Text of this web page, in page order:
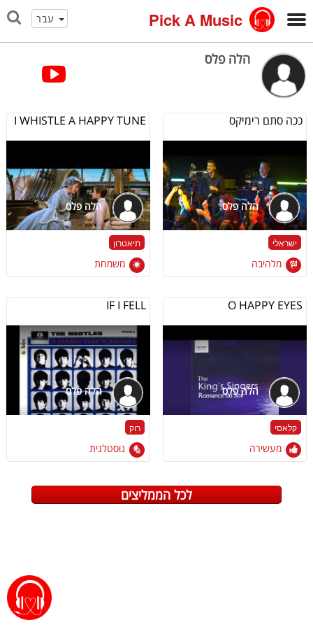
עבר Pick A Music
הלה פלס
ככה סתם רימיקס
הלה פלס
ישראלי
מלהיבה
I WHISTLE A HAPPY TUNE
הלה פלס
תיאטרון
משמחת
O HAPPY EYES
הלה פלס
קלאסי
מעשירה
IF I FELL
הלה פלס
רוק
נוסטלגית
לכל הממליצים